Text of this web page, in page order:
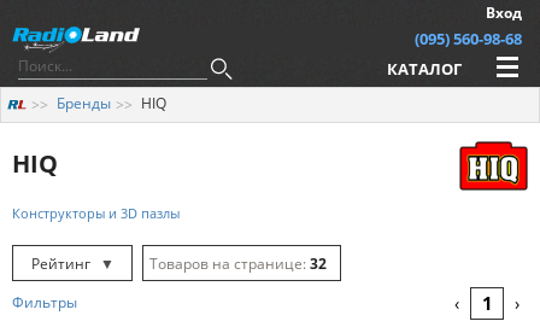
Вход
(095) 560-98-68
КАТАЛОГ
Бренды HIQ
HIQ
Конструкторы и 3D пазлы
Рейтинг
▼
Рейтинг
32
Фильтры ‹ 1 ›